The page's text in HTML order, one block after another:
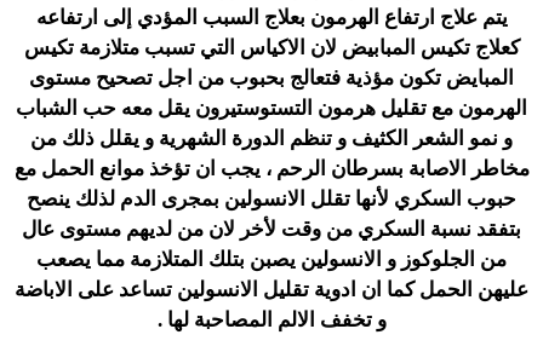
يتم علاج ارتفاع الهرمون بعلاج السبب المؤدي إلى ارتفاعه
كعلاج تكيس المبابيض لان الاكياس التي تسبب متلازمة تكيس
المبايض تكون مؤذية فتعالج بحبوب من اجل تصحيح مستوى
الهرمون مع تقليل هرمون التستوستيرون يقل معه حب الشباب
و نمو الشعر الكثيف و تنظم الدورة الشهرية و يقلل ذلك من
مخاطر الاصابة بسرطان الرحم ، يجب ان تؤخذ موانع الحمل مع
حبوب السكري لأنها تقلل الانسولين بمجرى الدم لذلك ينصح
بتفقد نسبة السكري من وقت لأخر لان من لديهم مستوى عال
من الجلوكوز و الانسولين يصبن بتلك المتلازمة مما يصعب
عليهن الحمل كما ان ادوية تقليل الانسولين تساعد على الاباضة
و تخفف الالم المصاحبة لها .